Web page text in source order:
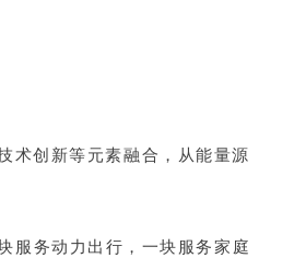
术创新等元素融合，从能量源
服务动力出行，一块服务家庭